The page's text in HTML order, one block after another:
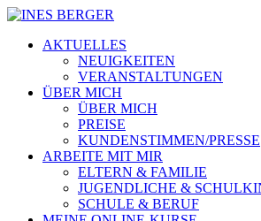
AKTUELLES
NEUIGKEITEN
VERANSTALTUNGEN
ÜBER MICH
ÜBER MICH
PREISE
KUNDENSTIMMEN/PRESSE
ARBEITE MIT MIR
ELTERN & FAMILIE
JUGENDLICHE &
SCHULE & BERUF